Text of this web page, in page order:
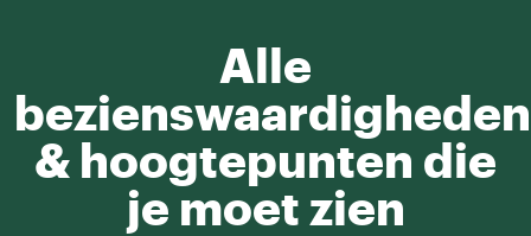
Alle
bezienswaardigheden
& hoogtepunten die
je moet zien